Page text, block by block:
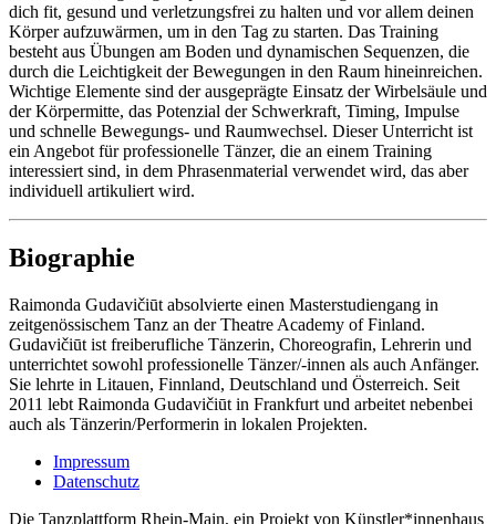
dich fit, gesund und verletzungsfrei zu halten und vor allem deinen
Körper aufzuwärmen, um in den Tag zu starten. Das Training
besteht aus Übungen am Boden und dynamischen Sequenzen, die
durch die Leichtigkeit der Bewegungen in den Raum hineinreichen.
Wichtige Elemente sind der ausgeprägte Einsatz der Wirbelsäule und
der Körpermitte, das Potenzial der Schwerkraft, Timing, Impulse
und schnelle Bewegungs- und Raumwechsel. Dieser Unterricht ist
ein Angebot für professionelle Tänzer, die an einem Training
interessiert sind, in dem Phrasenmaterial verwendet wird, das aber
individuell artikuliert wird.
Biographie
Raimonda Gudavičiūt absolvierte einen Masterstudiengang in
zeitgenössischem Tanz an der Theatre Academy of Finland.
Gudavičiūt ist freiberufliche Tänzerin, Choreografin, Lehrerin und
unterrichtet sowohl professionelle Tänzer/-innen als auch Anfänger.
Sie lehrte in Litauen, Finnland, Deutschland und Österreich. Seit
2011 lebt Raimonda Gudavičiūt in Frankfurt und arbeitet nebenbei
auch als Tänzerin/Performerin in lokalen Projekten.
Impressum
Datenschutz
Die Tanzplattform Rhein-Main, ein Projekt von Künstler*innenhaus